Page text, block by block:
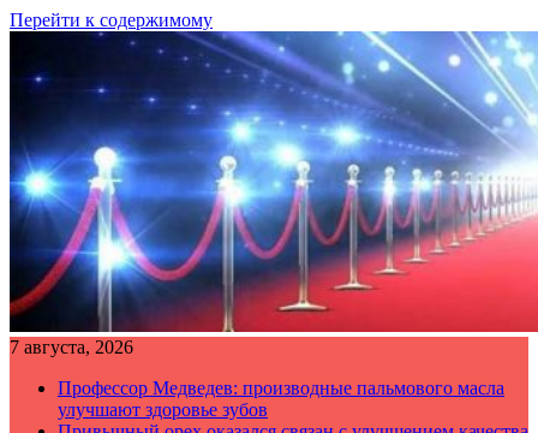
Перейти к содержимому
7 августа, 2026
Профессор Медведев: производные пальмового масла
улучшают здоровье зубов